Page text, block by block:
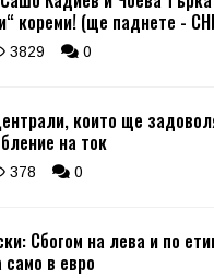
кореми! (ще паднете -
3829 0
които ще
на ток
378 0
Сбогом на лева и по
в евро